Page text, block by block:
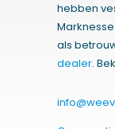
hebben
als
dealer.